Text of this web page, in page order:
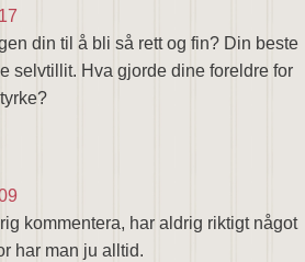
din til å bli så rett og fin? Din beste
selvtillit. Hva gjorde dine foreldre for
kommentera, har aldrig riktigt något
har man ju alltid.